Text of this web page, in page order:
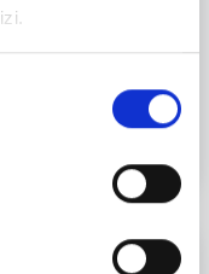
per gatti Compagni
e per gatti